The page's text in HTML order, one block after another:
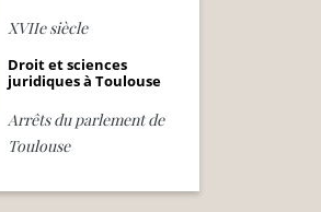
XVIIe siècle
Droit et sciences
juridiques à Toulouse
Arrêts du parlement de
Toulouse